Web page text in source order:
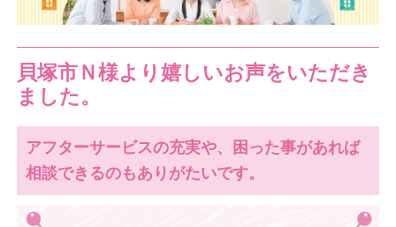
貝塚市Ｎ様より嬉しいお声をいただき
ました。
アフターサービスの充実や、困った事があれば
相談できるのもありがたいです。